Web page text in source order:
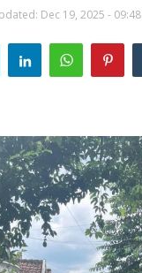
Kreatif
Dec 19, 2025 - 09:48